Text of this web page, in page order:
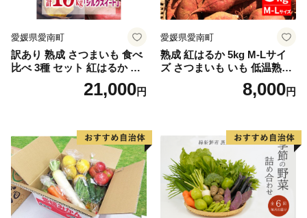
愛媛県愛南町
訳あり 熟成 さつまいも 食べ
比べ 3種 セット 紅はるか 安
納芋 シルクスイート 合計 15
kg サイズ混合 サツマイモ 焼
芋 ほしいも スイートポテト
いも天 サイズミックス 甘い
ねっとり 生芋 新芋 あんのう
いも 甘藷 べにはるか スイー
ツ 国産 糖度 産地直送 農家直
送 数量限定 21000円 愛媛 愛
南 ミッチーのおみかん畑
21,000円
愛媛県愛南町
熟成 紅はるか 5kg M-Lサイ
ズ さつまいも いも 低温熟成
完全熟成収穫 甘い 糖度 焼き
芋 やきいも スイートポテト
8,000円